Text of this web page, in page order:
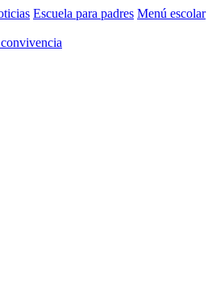
Escuela para padres Menú escolar